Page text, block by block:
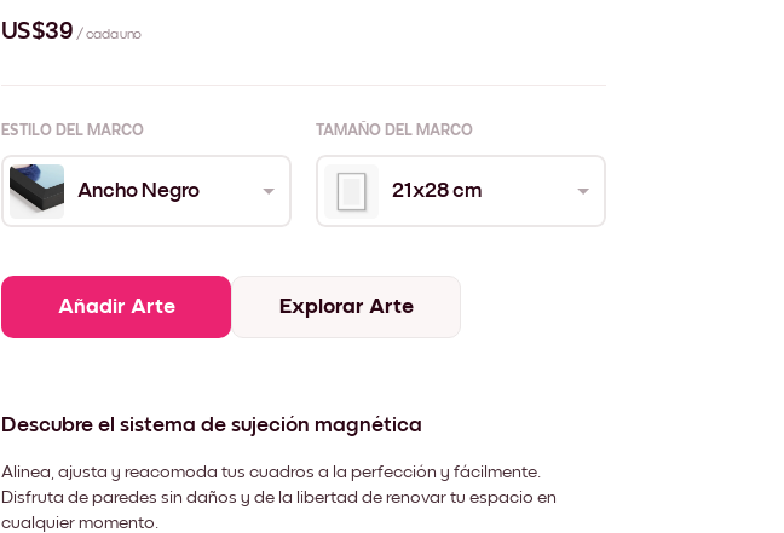
US$39 / cada uno
ESTILO DEL MARCO TAMAÑO DEL MARCO
Ancho Negro 21x28 cm
Añadir Arte Explorar Arte
Descubre el sistema de sujeción magnética
Alinea, ajusta y reacomoda tus cuadros a la perfección y fácilmente.
Disfruta de paredes sin daños y de la libertad de renovar tu espacio en
cualquier momento.